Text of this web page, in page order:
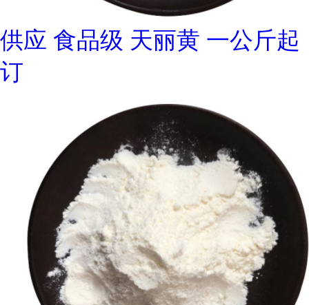
供应 食品级 天丽黄 一公斤起
订